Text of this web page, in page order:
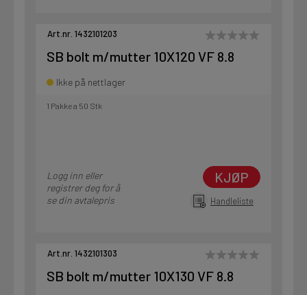
Art.nr. 1432101203
SB bolt m/mutter 10X120 VF 8.8
Ikke på nettlager
1 Pakke a 50 Stk
Logg inn eller
registrer deg for å
se din avtalepris
KJØP
Handleliste
Art.nr. 1432101303
SB bolt m/mutter 10X130 VF 8.8